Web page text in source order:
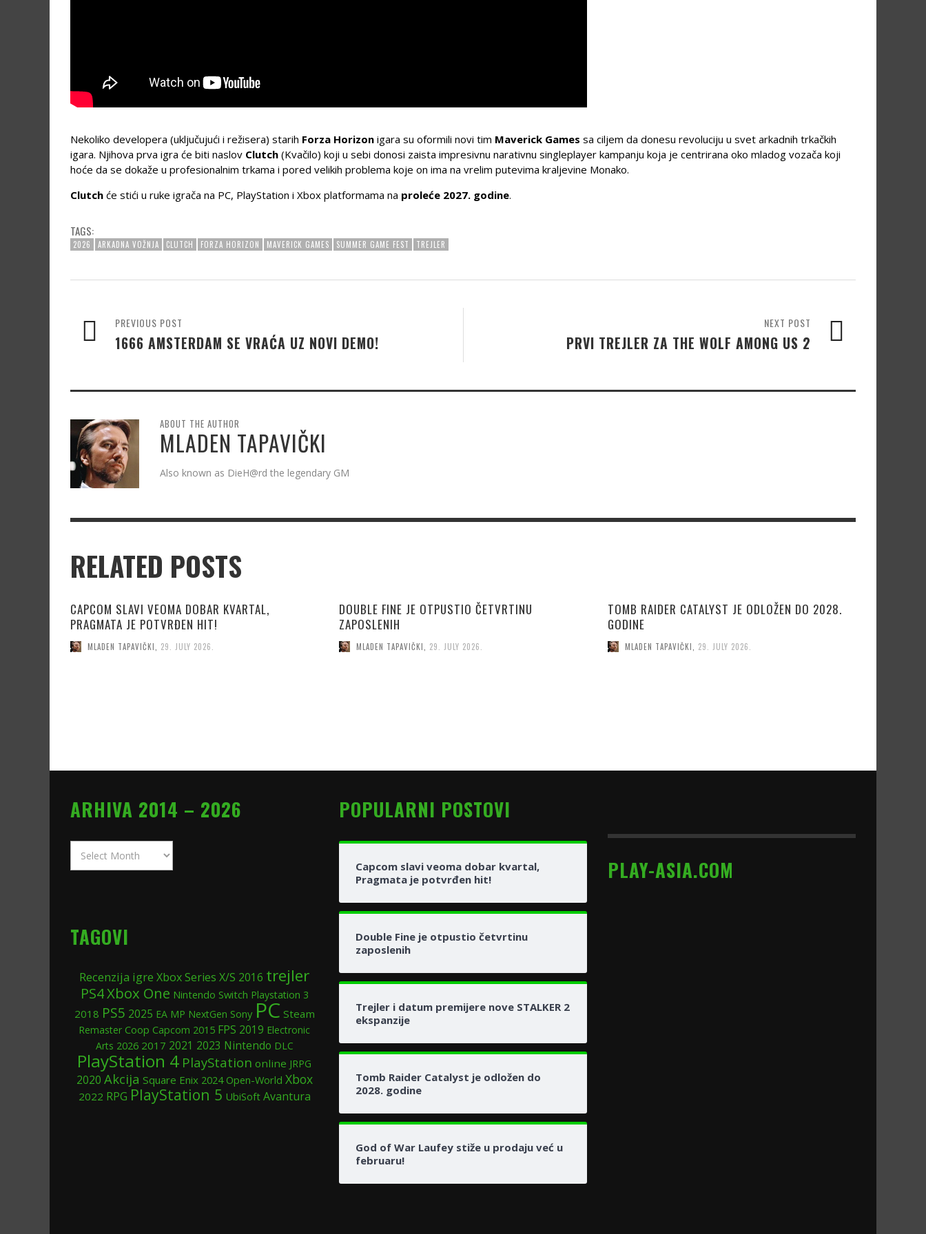
Nekoliko developera (uključujući i režisera) starih Forza Horizon igara su oformili novi tim Maverick Games sa ciljem da donesu revoluciju u svet arkadnih trkačkih
igara. Njihova prva igra će biti naslov Clutch (Kvačilo) koji u sebi donosi zaista impresivnu narativnu singleplayer kampanju koja je centrirana oko mladog vozača koji
hoće da se dokaže u profesionalnim trkama i pored velikih problema koje on ima na vrelim putevima kraljevine Monako.
Clutch će stići u ruke igrača na PC, PlayStation i Xbox platformama na proleće 2027. godine.
TAGS:
2026 ARKADNA VOŽNJA CLUTCH FORZA HORIZON MAVERICK GAMES SUMMER GAME FEST TREJLER
NEXT POST
PRVI TREJLER ZA THE WOLF AMONG US 2
PREVIOUS POST
1666 AMSTERDAM SE VRAĆA UZ NOVI DEMO!
ABOUT THE AUTHOR
MLADEN TAPAVIČKI
Also known as DieH@rd the legendary GM
RELATED POSTS
CAPCOM SLAVI VEOMA DOBAR KVARTAL,
PRAGMATA JE POTVRĐEN HIT!
MLADEN TAPAVIČKI, 29. JULY 2026.
DOUBLE FINE JE OTPUSTIO ČETVRTINU
ZAPOSLENIH
MLADEN TAPAVIČKI, 29. JULY 2026.
TOMB RAIDER CATALYST JE ODLOŽEN DO 2028.
GODINE
MLADEN TAPAVIČKI, 29. JULY 2026.
ARHIVA 2014 – 2026
2014
TAGOVI
Recenzija igre Xbox Series X/S 2016 trejler
PS4Xbox One Nintendo Switch Playstation 3
2018 PS5 2025 EA MP NextGen Sony PC Steam
Remaster Coop Capcom 2015 FPS 2019 Electronic
Arts 2026 2017 2021 2023 Nintendo DLC
PlayStation 4 PlayStation online JRPG
2020 Akcija Square Enix 2024 Open-World Xbox
2022 RPG PlayStation 5 UbiSoft Avantura
POPULARNI POSTOVI
Capcom slavi veoma dobar kvartal,
Pragmata je potvrđen hit!
Double Fine je otpustio četvrtinu
zaposlenih
Trejler i datum premijere nove STALKER 2
ekspanzije
Tomb Raider Catalyst je odložen do
2028. godine
God of War Laufey stiže u prodaju već u
februaru!
PLAY-ASIA.COM